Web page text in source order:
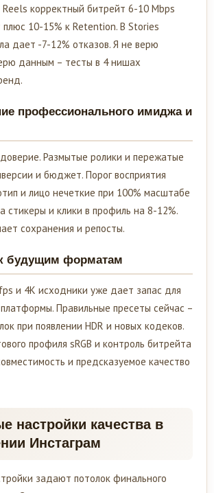
Reels корректный битрейт 6-10 Mbps
10-15% к Retention. В Stories
дает -7-12% отказов. Я не верю
данным – тесты в 4 нишах
профессионального имиджа и
Размытые ролики и пережатые
и бюджет. Порог восприятия
и лицо нечеткие при 100% масштабе
стикеры и клики в профиль на 8-12%.
сохранения и репосты.
будущим форматам
и 4K исходники уже дает запас для
Правильные пресеты сейчас –
при появлении HDR и новых кодеков.
профиля sRGB и контроль битрейта
и предсказуемое качество
настройки качества в
Инстаграм
задают потолок финального